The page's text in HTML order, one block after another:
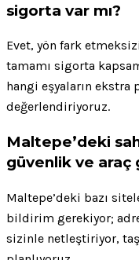
sigorta var mı?
Evet, yön fark
tamamı sigorta
hangi eşyaların
değerlendiriyoruz.
Maltepe’deki
güvenlik ve araç
Maltepe’deki bazı
bildirim gerekiyor;
sizinle netleştiriyor,